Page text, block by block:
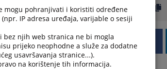
mogu pohranjivati i koristiti određene
IP adresa uređaja, varijable o sesiji
bez njih web stranica ne bi mogla
prijeko neophodne a služe za dodatne
usavršavanja stranice...).
na korištenje tih informacija.